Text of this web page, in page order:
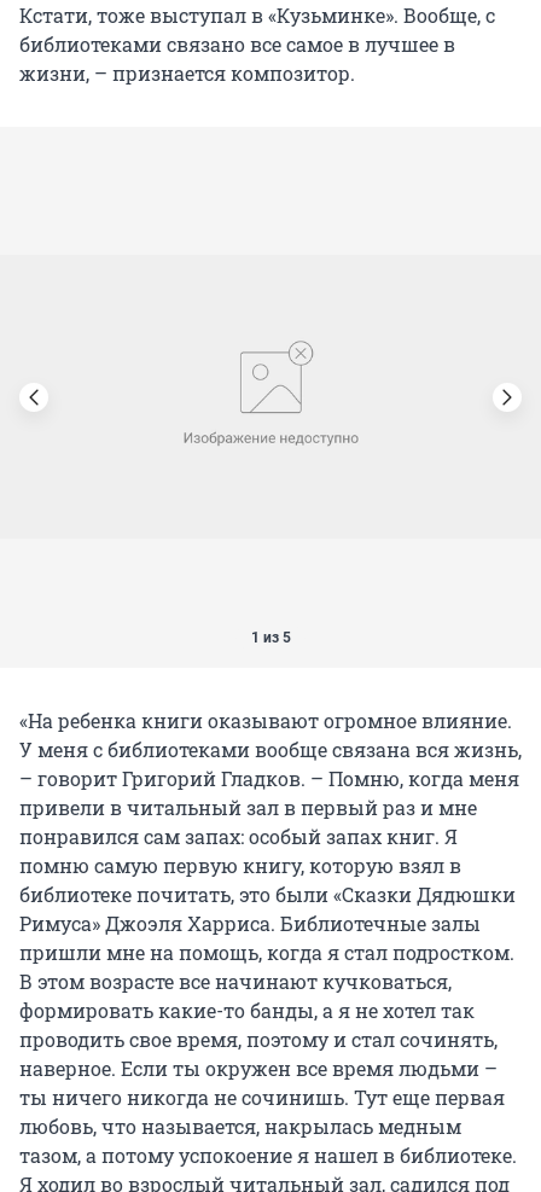
Кстати, тоже выступал в «Кузьминке». Вообще, с
библиотеками связано все самое в лучшее в
жизни, – признается композитор.
1 из 5
«На ребенка книги оказывают огромное влияние.
У меня с библиотеками вообще связана вся жизнь,
– говорит Григорий Гладков. – Помню, когда меня
привели в читальный зал в первый раз и мне
понравился сам запах: особый запах книг. Я
помню самую первую книгу, которую взял в
библиотеке почитать, это были «Сказки Дядюшки
Римуса» Джоэля Харриса. Библиотечные залы
пришли мне на помощь, когда я стал подростком.
В этом возрасте все начинают кучковаться,
формировать какие-то банды, а я не хотел так
проводить свое время, поэтому и стал сочинять,
наверное. Если ты окружен все время людьми –
ты ничего никогда не сочинишь. Тут еще первая
любовь, что называется, накрылась медным
тазом, а потому успокоение я нашел в библиотеке.
Я ходил во взрослый читальный зал, садился под